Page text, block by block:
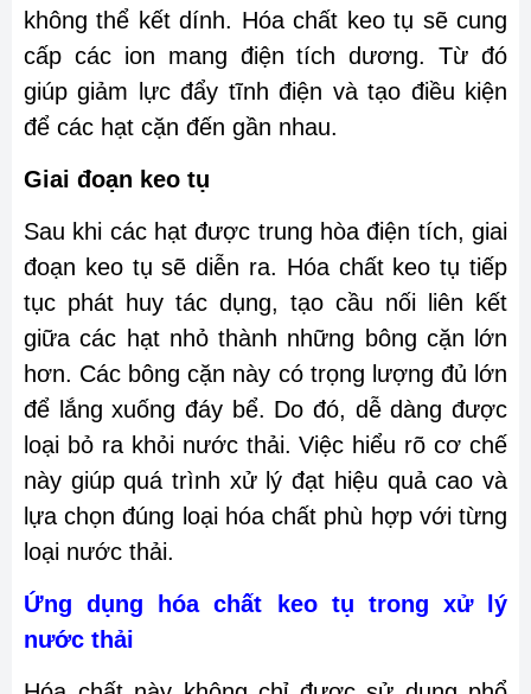
không thể kết dính. Hóa chất keo tụ sẽ cung
cấp các ion mang điện tích dương. Từ đó
giúp giảm lực đẩy tĩnh điện và tạo điều kiện
để các hạt cặn đến gần nhau.
Giai đoạn keo tụ
Sau khi các hạt được trung hòa điện tích, giai
đoạn keo tụ sẽ diễn ra. Hóa chất keo tụ tiếp
tục phát huy tác dụng, tạo cầu nối liên kết
giữa các hạt nhỏ thành những bông cặn lớn
hơn. Các bông cặn này có trọng lượng đủ lớn
để lắng xuống đáy bể. Do đó, dễ dàng được
loại bỏ ra khỏi nước thải. Việc hiểu rõ cơ chế
này giúp quá trình xử lý đạt hiệu quả cao và
lựa chọn đúng loại hóa chất phù hợp với từng
loại nước thải.
Ứng dụng hóa chất keo tụ trong xử lý
nước thải